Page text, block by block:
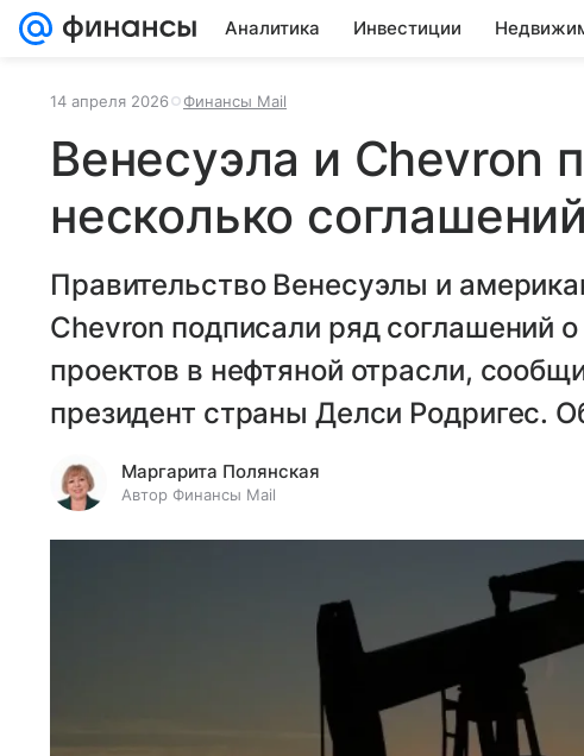
Аналитика Инвестиции
14 апреля 2026 Финансы Mail
Венесуэла и Chevron
несколько соглашений
Правительство Венесуэлы и
Chevron подписали ряд соглашений
проектов в нефтяной отрасли,
президент страны Делси Родригес.
Маргарита Полянская
Автор Финансы Mail